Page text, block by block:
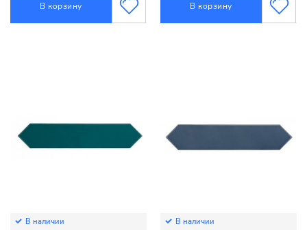
В корзину В корзину
В наличии В наличии